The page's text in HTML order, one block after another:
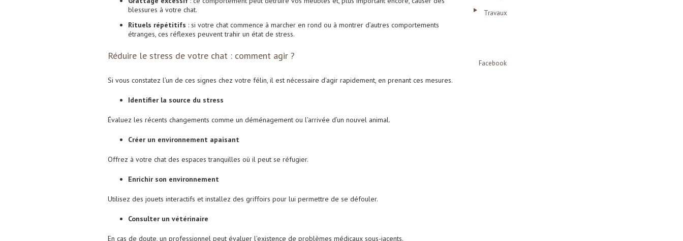
blessures à votre chat.
Rituels répétitifs : si votre chat commence à marcher en rond ou à montrer d’autres comportements
étranges, ces réflexes peuvent trahir un état de stress.
Réduire le stress de votre chat : comment agir ?
Si vous constatez l’un de ces signes chez votre félin, il est nécessaire d’agir rapidement, en prenant ces mesures.
Identifier la source du stress
Évaluez les récents changements comme un déménagement ou l’arrivée d’un nouvel animal.
Créer un environnement apaisant
Offrez à votre chat des espaces tranquilles où il peut se réfugier.
Enrichir son environnement
Utilisez des jouets interactifs et installez des griffoirs pour lui permettre de se défouler.
Consulter un vétérinaire
En cas de doute, un professionnel peut évaluer l’existence de problèmes médicaux sous-jacents.
Travaux
Facebook